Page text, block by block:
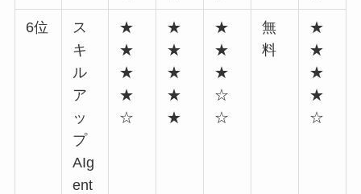
6位
ス
キ
ル
ア
ッ
プ
AIg
ent
★
★
★
★
☆
★
★
★
★
★
★
★
★
☆
☆
無
料
★
★
★
★
☆